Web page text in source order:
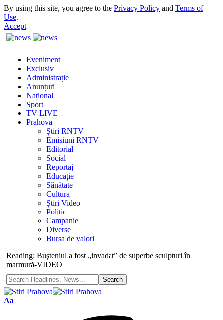
By using this site, you agree to the Privacy Policy and Terms of
Use.
Accept
Eveniment
Exclusiv
Administrație
Anunțuri
Național
Sport
TV LIVE
Prahova
Știri RNTV
Emisiuni RNTV
Editorial
Social
Reportaj
Educație
Sănătate
Cultura
Știri Video
Politic
Campanie
Diverse
Bursa de valori
Reading: Buşteniul a fost „invadat” de superbe sculpturi în
marmură-VIDEO
Aa